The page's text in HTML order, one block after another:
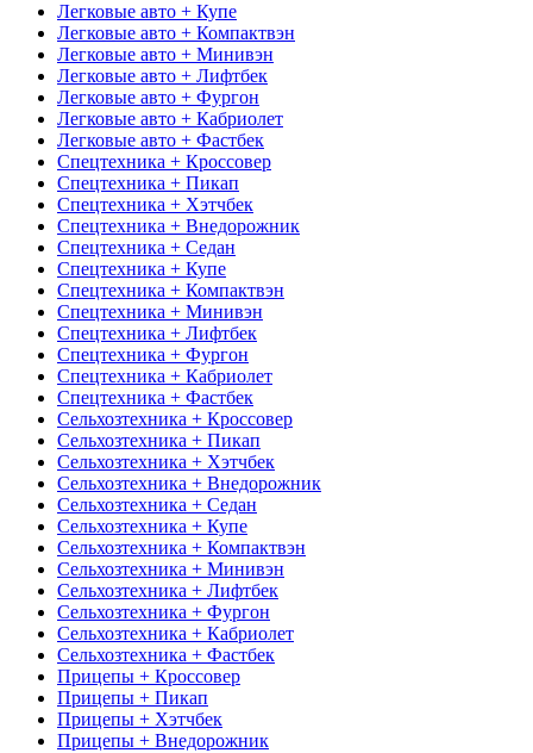
Легковые авто + Купе
Легковые авто + Компактвэн
Легковые авто + Минивэн
Легковые авто + Лифтбек
Легковые авто + Фургон
Легковые авто + Кабриолет
Легковые авто + Фастбек
Спецтехника + Кроссовер
Спецтехника + Пикап
Спецтехника + Хэтчбек
Спецтехника + Внедорожник
Спецтехника + Седан
Спецтехника + Купе
Спецтехника + Компактвэн
Спецтехника + Минивэн
Спецтехника + Лифтбек
Спецтехника + Фургон
Спецтехника + Кабриолет
Спецтехника + Фастбек
Сельхозтехника + Кроссовер
Сельхозтехника + Пикап
Сельхозтехника + Хэтчбек
Сельхозтехника + Внедорожник
Сельхозтехника + Седан
Сельхозтехника + Купе
Сельхозтехника + Компактвэн
Сельхозтехника + Минивэн
Сельхозтехника + Лифтбек
Сельхозтехника + Фургон
Сельхозтехника + Кабриолет
Сельхозтехника + Фастбек
Прицепы + Кроссовер
Прицепы + Пикап
Прицепы + Хэтчбек
Прицепы + Внедорожник